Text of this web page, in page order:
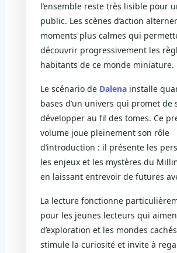
l’ensemble reste très lisible pour
public. Les scènes d’action
moments plus calmes qui
découvrir progressivement les
habitants de ce monde miniature.
Le scénario de Dalena installe
bases d’un univers qui promet de
développer au fil des tomes. Ce
volume joue pleinement son rôle
d’introduction : il présente les
les enjeux et les mystères du
en laissant entrevoir de futures
La lecture fonctionne
pour les jeunes lecteurs qui
d’exploration et les mondes
stimule la curiosité et invite à